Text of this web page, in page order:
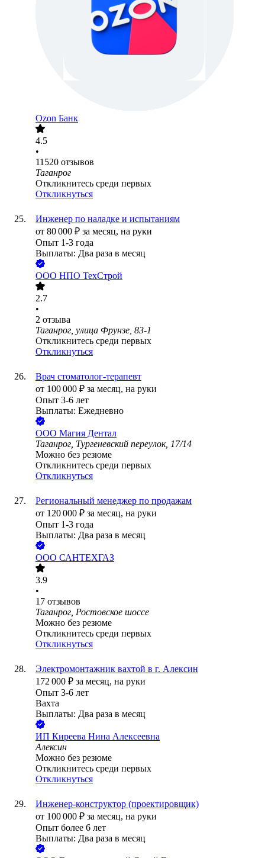
Ozon Банк
4.5
•
11520 отзывов
Таганрог
Откликнитесь среди первых
Откликнуться
Инженер по наладке и испытаниям
от 80 000 ₽ за месяц, на руки
Опыт 1-3 года
Выплаты: Два раза в месяц
ООО НПО ТехСтрой
2.7
•
2 отзыва
Таганрог, улица Фрунзе, 83-1
Откликнитесь среди первых
Откликнуться
Врач стоматолог-терапевт
от 100 000 ₽ за месяц, на руки
Опыт 3-6 лет
Выплаты: Ежедневно
ООО Магия Дентал
Таганрог, Тургеневский переулок, 17/14
Можно без резюме
Откликнитесь среди первых
Откликнуться
Региональный менеджер по продажам
от 120 000 ₽ за месяц, на руки
Опыт 1-3 года
Выплаты: Два раза в месяц
ООО САНТЕХГАЗ
3.9
•
17 отзывов
Таганрог, Ростовское шоссе
Можно без резюме
Откликнитесь среди первых
Откликнуться
Электромонтажник вахтой в г. Алексин
172 000 ₽ за месяц, на руки
Опыт 3-6 лет
Вахта
Выплаты: Два раза в месяц
ИП Киреева Нина Алексеевна
Алексин
Можно без резюме
Откликнитесь среди первых
Откликнуться
Инженер-конструктор (проектировщик)
от 100 000 ₽ за месяц, на руки
Опыт более 6 лет
Выплаты: Два раза в месяц